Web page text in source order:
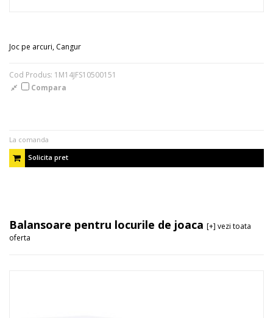
Joc pe arcuri, Cangur
Cod Produs: 1M14JFS10500151
Compara
La comanda
Solicita pret
Balansoare pentru locurile de joaca [+] vezi toata
oferta